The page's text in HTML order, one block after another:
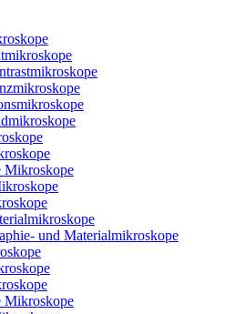
Mikroskope
und Materialmikroskope
Mikroskope